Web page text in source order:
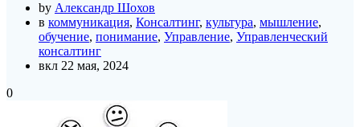
by Александр Шохов
в коммуникация, Консалтинг, культура, мышление,
обучение, понимание, Управление, Управленческий
консалтинг
вкл 22 мая, 2024
0